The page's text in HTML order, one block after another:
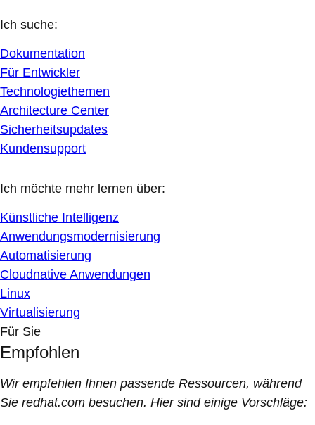
Ich suche:
Dokumentation
Für Entwickler
Technologiethemen
Architecture Center
Sicherheitsupdates
Kundensupport
Ich möchte mehr lernen über:
Künstliche Intelligenz
Anwendungsmodernisierung
Automatisierung
Cloudnative Anwendungen
Linux
Virtualisierung
Für Sie
Empfohlen
Wir empfehlen Ihnen passende Ressourcen, während
Sie redhat.com besuchen. Hier sind einige Vorschläge: